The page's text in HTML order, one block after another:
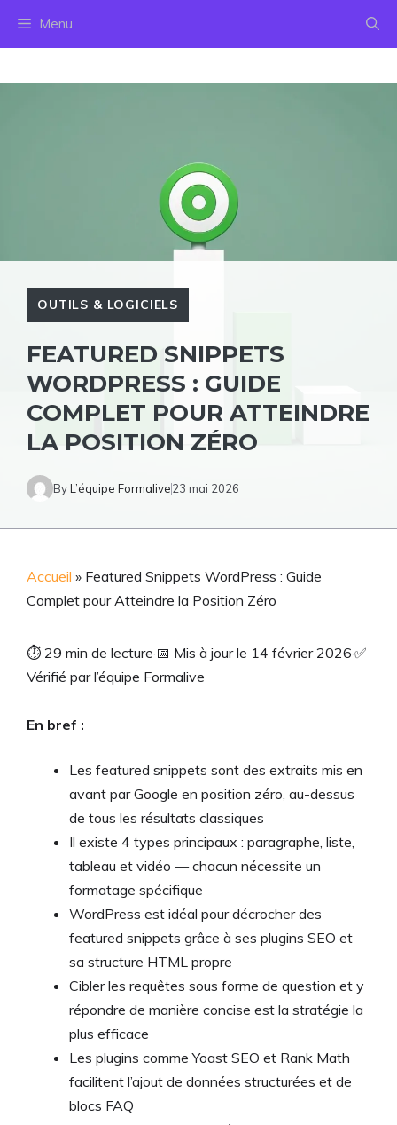
Menu
OUTILS & LOGICIELS
FEATURED SNIPPETS
WORDPRESS : GUIDE
COMPLET POUR ATTEINDRE
LA POSITION ZÉRO
ByL’équipe Formalive23 mai 2026
Accueil » Featured Snippets WordPress : Guide
Complet pour Atteindre la Position Zéro
⏱ 29 min de lecture·📅 Mis à jour le 14 février 2026·✅
Vérifié par l’équipe Formalive
En bref :
Les featured snippets sont des extraits mis en
avant par Google en position zéro, au-dessus
de tous les résultats classiques
Il existe 4 types principaux : paragraphe, liste,
tableau et vidéo — chacun nécessite un
formatage spécifique
WordPress est idéal pour décrocher des
featured snippets grâce à ses plugins SEO et
sa structure HTML propre
Cibler les requêtes sous forme de question et y
répondre de manière concise est la stratégie la
plus efficace
Les plugins comme Yoast SEO et Rank Math
facilitent l’ajout de données structurées et de
blocs FAQ